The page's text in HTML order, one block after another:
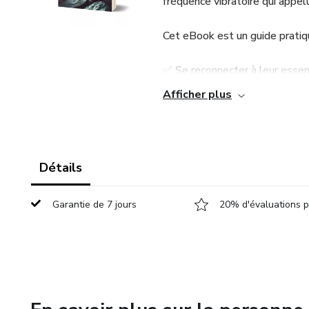
Cet eBook est un guide
✅ Se reconnecter à leur
✅ Attirer plus de paix,
🎁 Et ce n'est pas tout ! En
Afficher plus
Détails
Garantie de 7 jours 20% d'évaluations